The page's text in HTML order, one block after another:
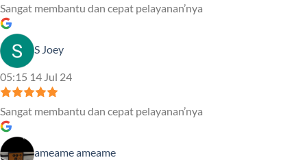
Sangat membantu dan cepat pelayanan’nya
S Joey
05:15 14 Jul 24
Sangat membantu dan cepat pelayanan’nya
ameame ameame